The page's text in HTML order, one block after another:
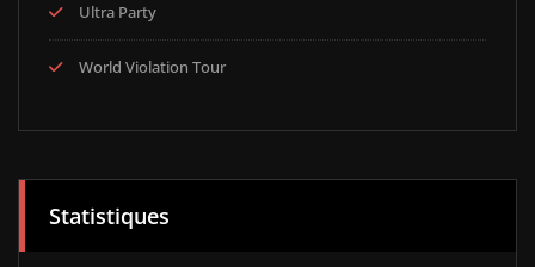
Ultra Party
World Violation Tour
Statistiques